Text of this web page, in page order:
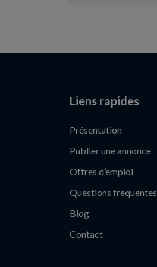
Liens rapides
Présentation
Publier une annonce
Offres d’emploi
Questions fréquentes
Blog
Contact